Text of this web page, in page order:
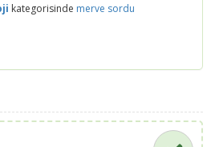
kategorisinde merve sordu